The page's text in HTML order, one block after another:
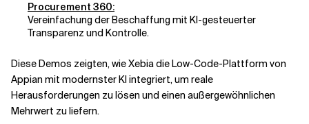
Procurement 360:
Vereinfachung der Beschaffung mit KI-gesteuerter
Transparenz und Kontrolle.
Diese Demos zeigten, wie Xebia die Low-Code-Plattform von
Appian mit modernster KI integriert, um reale
Herausforderungen zu lösen und einen außergewöhnlichen
Mehrwert zu liefern.